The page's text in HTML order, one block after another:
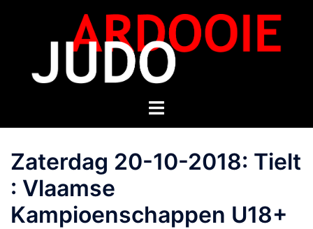
Zaterdag 20-10-2018: Tielt
: Vlaamse
Kampioenschappen U18+